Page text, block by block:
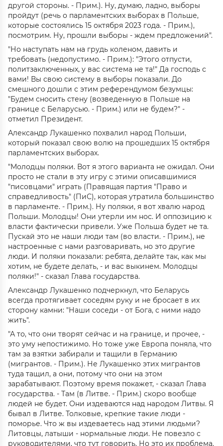
другой стороны. - Прим.). Ну, думаю, ладно, выборы
пройдут (речь о парламентских выборах в Польше,
которые состоялись 15 октября 2023 года. - Прим.),
посмотрим. Ну, прошли выборы - ждем предложений".
"Но наступать нам на грудь коленом, давить и
требовать (недопустимо. - Прим.): "Этого отпусти,
политзаключенных, у вас система не та!" Да господь с
вами! Вы свою систему в выборы показали. До
смешного дошли с этим референдумом безумцы:
"Будем сносить стену (возведенную в Польше на
границе с Беларусью. - Прим.) или не будем?" -
отметил Президент.
Александр Лукашенко похвалил народ Польши,
который показал свою волю на прошедших 15 октября
парламентских выборах.
"Молодцы поляки. Вот я этого варианта не ожидал. Они
просто не стали в эту игру с этими описавшимися
"писовцами" играть (Правящая партия "Право и
справедливость" (ПиС), которая утратила большинство
в парламенте. - Прим.). Ну поляки, я вот хвалю народ
Польши. Молодцы! Они утерли им нос. И оппозицию к
власти фактически привели. Уже Польша будет не та.
Пускай это не наши люди там (во власти. - Прим.), не
настроенные с нами разговаривать, но это другие
люди. И поляки показали: ребята, делайте так, как мы
хотим, не будете делать, - и вас выкинем. Молодцы
поляки!" - сказал Глава государства.
Александр Лукашенко подчеркнул, что Беларусь
всегда протягивает соседям руку и не бросает в их
сторону камни: "Наши соседи - от Бога, с ними надо
жить".
"А то, что они творят сейчас и на границе, и прочее, -
это уму непостижимо. Но тоже уже Европа поняла, что
там за взятки забирали и тащили в Германию
(мигрантов. - Прим.). Не Лукашенко этих мигрантов
туда тащил, а они, потому что они на этом
зарабатывают. Поэтому время покажет, - сказал Глава
государства. - Там (в Литве. - Прим.) скоро вообще
людей не будет. Они издеваются над народом Литвы. Я
бывал в Литве. Толковые, крепкие такие люди -
поморье. Что ж вы издеваетесь над этими людьми?
Литовцы, латыши - нормальные люди. Не повезло с
руководителями, что тут говорить. Но это их проблема.